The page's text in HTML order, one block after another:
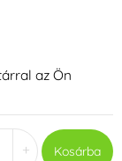
az Ön
+ Kosárba